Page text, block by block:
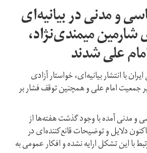
و مدنی در بیانیه‌ای
شارمین میمندی‌نژاد،
علی شدند
با انتشار بیانیه‌ای، خواستار آزادی
جمعیت امام علی و همچنین توقف فشار بر
و مدنی آمده با وجود گذشت هفته‌ها از
دلایل و توضیحات قانع‌کننده‌ای در
این تشکل ارایه نشده و افکار عمومی به